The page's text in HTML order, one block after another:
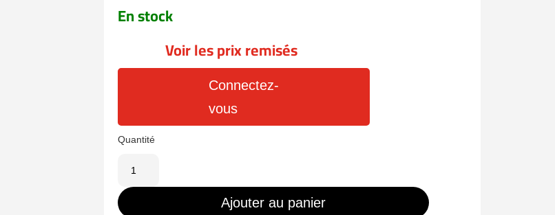
En stock
Voir les prix remisés
Connectez-
vous
UV-
IPC262EB-
Ajouter au panier